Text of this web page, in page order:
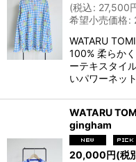
(税込: 27,500
希望小売価格:
WATARU
100% 柔らか
ーテキスタイ
いパワーネッ
WATARU
gingham
20,000円(税